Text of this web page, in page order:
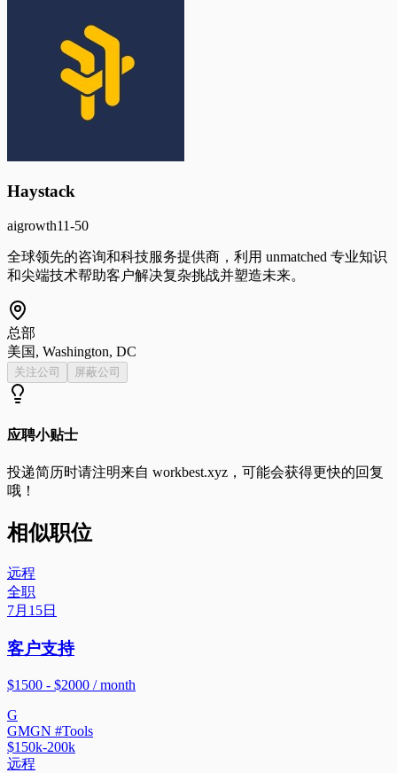
Haystack
aigrowth11-50
全球领先的咨询和科技服务提供商，利用 unmatched 专业知识
和尖端技术帮助客户解决复杂挑战并塑造未来。
总部
美国, Washington, DC
关注公司 屏蔽公司
应聘小贴士
投递简历时请注明来自 workbest.xyz ，可能会获得更快的回复
哦！
相似职位
远程
全职
7月15日
客户支持
$1500 - $2000 / month
G
GMGN #Tools
$150k-200k
远程